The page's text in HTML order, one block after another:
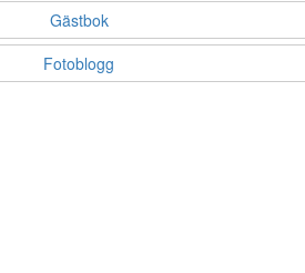
Gästbok
Fotoblogg